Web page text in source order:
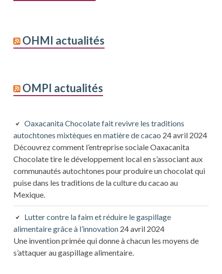
OHMI actualités
OMPI actualités
Oaxacanita Chocolate fait revivre les traditions
autochtones mixtèques en matière de cacao 24 avril 2024
Découvrez comment l’entreprise sociale Oaxacanita
Chocolate tire le développement local en s’associant aux
communautés autochtones pour produire un chocolat qui
puise dans les traditions de la culture du cacao au
Mexique.
Lutter contre la faim et réduire le gaspillage
alimentaire grâce à l’innovation 24 avril 2024
Une invention primée qui donne à chacun les moyens de
s’attaquer au gaspillage alimentaire.